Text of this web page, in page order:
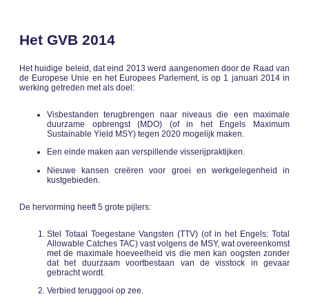
Het GVB 2014
Het huidige beleid, dat eind 2013 werd aangenomen door de Raad van
de Europese Unie en het Europees Parlement, is op 1 januari 2014 in
werking getreden met als doel:
Visbestanden terugbrengen naar niveaus die een maximale
duurzame opbrengst (MDO) (of in het Engels Maximum
Sustainable Yield MSY) tegen 2020 mogelijk maken.
Een einde maken aan verspillende visserijpraktijken.
Nieuwe kansen creëren voor groei en werkgelegenheid in
kustgebieden.
De hervorming heeft 5 grote pijlers:
Stel Totaal Toegestane Vangsten (TTV) (of in het Engels: Total
Allowable Catches TAC) vast volgens de MSY, wat overeenkomst
met de maximale hoeveelheid vis die men kan oogsten zonder
dat het duurzaam voortbestaan van de visstock in gevaar
gebracht wordt.
Verbied teruggooi op zee.